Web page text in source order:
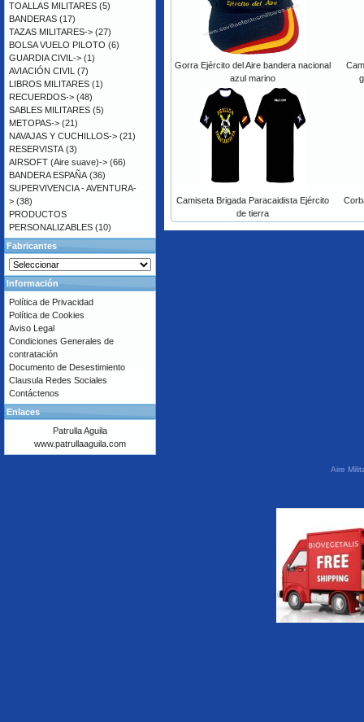
Gorra Ejército del Aire bandera nacional
azul marino
Camiseta Brigada Paracaidista Ejército
de tierra
TOALLAS MILITARES (5)
BANDERAS (17)
TAZAS MILITARES-> (27)
BOLSA VUELO PILOTO (6)
GUARDIA CIVIL-> (1)
AVIACIÓN CIVIL (7)
LIBROS MILITARES (1)
RECUERDOS-> (48)
SABLES MILITARES (5)
METOPAS-> (21)
NAVAJAS Y CUCHILLOS-> (21)
RESERVISTA (3)
AIRSOFT (Aire suave)-> (66)
BANDERA ESPAÑA (36)
SUPERVIVENCIA - AVENTURA-
> (38)
PRODUCTOS
PERSONALIZABLES (10)
Fabricantes
Información
Política de Privacidad
Política de Cookies
Aviso Legal
Condiciones Generales de
contratación
Documento de Desestimiento
Clausula Redes Sociales
Contáctenos
Enlaces
Patrulla Aguila
www.patrullaaguila.com
Aire